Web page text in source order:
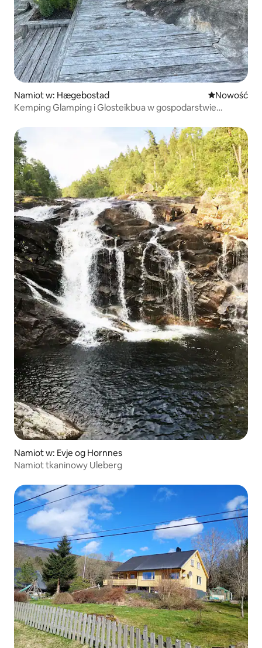
Namiot w: Hægebostad Nowe
Nowość
Kemping Glamping i Glosteikbua w gospodarstwie
Namiot w: Evje og Hornnes
Namiot tkaninowy Uleberg